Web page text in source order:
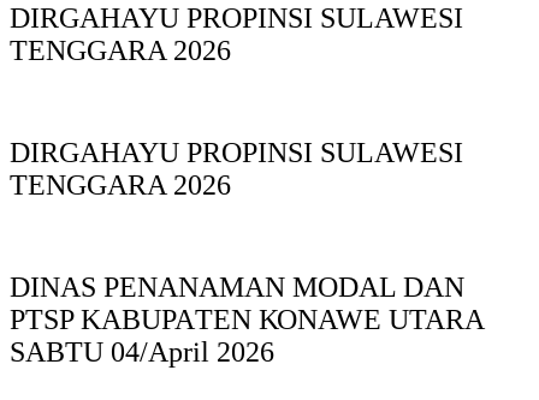
DIRGAHAYU PROPINSI SULAWESI
TENGGARA 2026
DIRGAHAYU PROPINSI SULAWESI
TENGGARA 2026
DINAS PΕΝΑΝΑΜAN MODAL DAN
PTSP KABUPAΤΕΝ ΚΟNAWE UTARA
SABTU 04/April 2026